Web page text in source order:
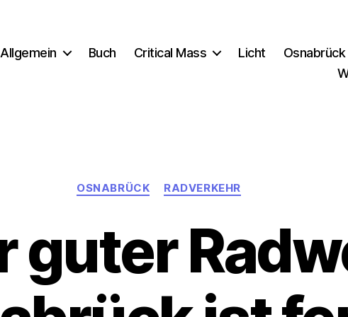
Allgemein Buch Critical Mass Licht Osnabrück
Kategorien
OSNABRÜCK RADVERKEHR
guter